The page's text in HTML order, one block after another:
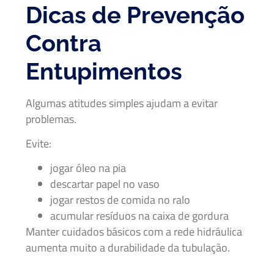
Dicas de Prevenção
Contra
Entupimentos
Algumas atitudes simples ajudam a evitar
problemas.
Evite:
jogar óleo na pia
descartar papel no vaso
jogar restos de comida no ralo
acumular resíduos na caixa de gordura
Manter cuidados básicos com a rede hidráulica
aumenta muito a durabilidade da tubulação.